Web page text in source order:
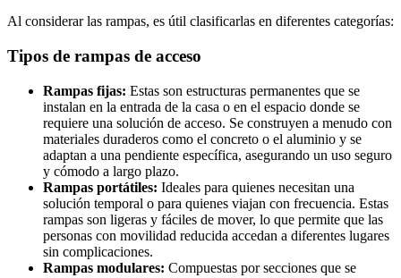
Al considerar las rampas, es útil clasificarlas en diferentes categorías:
Tipos de rampas de acceso
Rampas fijas: Estas son estructuras permanentes que se
instalan en la entrada de la casa o en el espacio donde se
requiere una solución de acceso. Se construyen a menudo con
materiales duraderos como el concreto o el aluminio y se
adaptan a una pendiente específica, asegurando un uso seguro
y cómodo a largo plazo.
Rampas portátiles: Ideales para quienes necesitan una
solución temporal o para quienes viajan con frecuencia. Estas
rampas son ligeras y fáciles de mover, lo que permite que las
personas con movilidad reducida accedan a diferentes lugares
sin complicaciones.
Rampas modulares: Compuestas por secciones que se